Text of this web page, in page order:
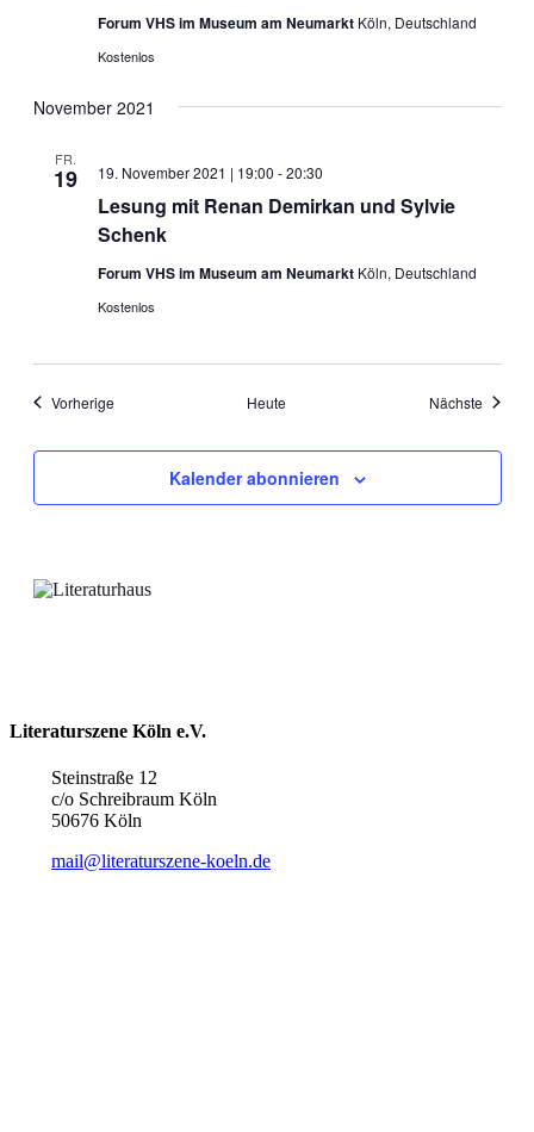
Forum VHS im Museum am Neumarkt Köln, Deutschland
Kostenlos
November 2021
FR.
19
Lesung mit Renan Demirkan und Sylvie
Schenk
19. November 2021 | 19:00 -20:30
Forum VHS im Museum am Neumarkt Köln, Deutschland
Kostenlos
VorherigeVeranstaltungen Heute Nächste
Kalender abonnieren
Literaturszene Köln e.V.
Steinstraße 12
c/o Schreibraum Köln
50676 Köln
mail@literaturszene-koeln.de